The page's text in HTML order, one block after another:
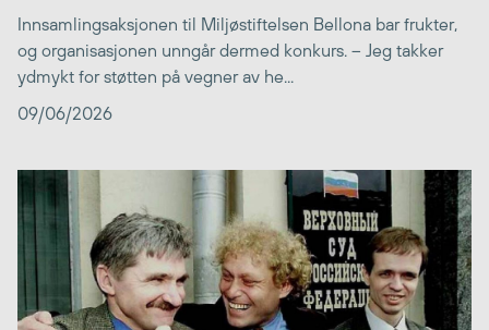
Innsamlingsaksjonen til Miljøstiftelsen Bellona bar frukter,
og organisasjonen unngår dermed konkurs. – Jeg takker
ydmykt for støtten på vegner av he...
09/06/2026